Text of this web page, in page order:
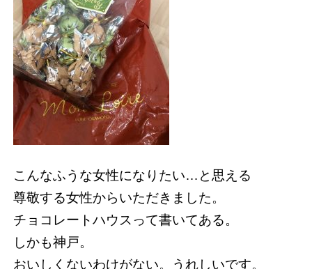
こんなふうな女性になりたい…と思える
尊敬する女性からいただきました。
チョコレートハウスって書いてある。
しかも神戸。
おいしくないわけがない。うれしいです。